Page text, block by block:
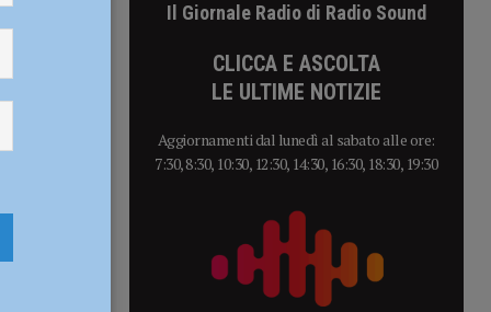
Il Giornale Radio di Radio Sound
CLICCA E ASCOLTA
LE ULTIME NOTIZIE
Aggiornamenti dal lunedì al sabato alle ore:
7:30, 8:30, 10:30, 12:30, 14:30, 16:30, 18:30, 19:30